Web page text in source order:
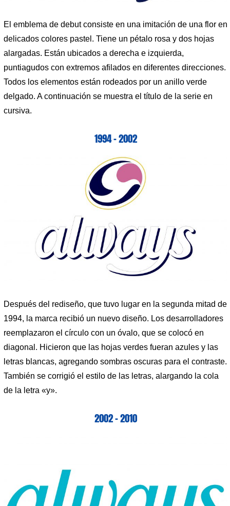
El emblema de debut consiste en una imitación de una flor en
delicados colores pastel. Tiene un pétalo rosa y dos hojas
alargadas. Están ubicados a derecha e izquierda,
puntiagudos con extremos afilados en diferentes direcciones.
Todos los elementos están rodeados por un anillo verde
delgado. A continuación se muestra el título de la serie en
cursiva.
1994 – 2002
Después del rediseño, que tuvo lugar en la segunda mitad de
1994, la marca recibió un nuevo diseño. Los desarrolladores
reemplazaron el círculo con un óvalo, que se colocó en
diagonal. Hicieron que las hojas verdes fueran azules y las
letras blancas, agregando sombras oscuras para el contraste.
También se corrigió el estilo de las letras, alargando la cola
de la letra «y».
2002 – 2010